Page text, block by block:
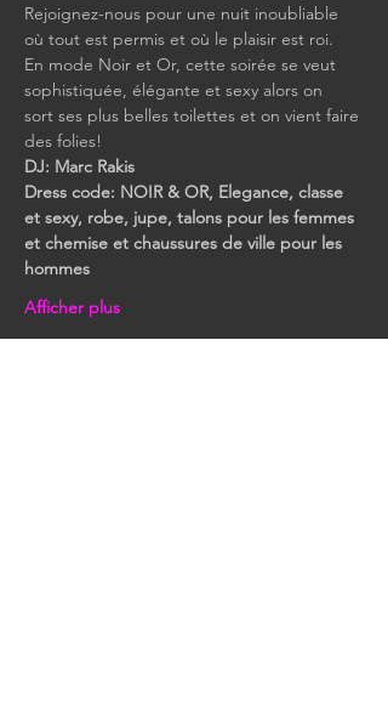
Rejoignez-nous pour une nuit inoubliable
où tout est permis et où le plaisir est roi.
En mode Noir et Or, cette soirée se veut
sophistiquée, élégante et sexy alors on
sort ses plus belles toilettes et on vient faire
des folies!
DJ: Marc Rakis
Dress code: NOIR & OR, Elegance, classe
et sexy, robe, jupe, talons pour les femmes
et chemise et chaussures de ville pour les
hommes
Afficher plus